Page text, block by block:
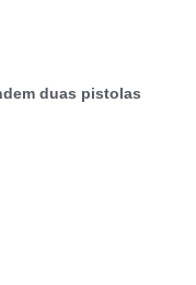
duas pistolas